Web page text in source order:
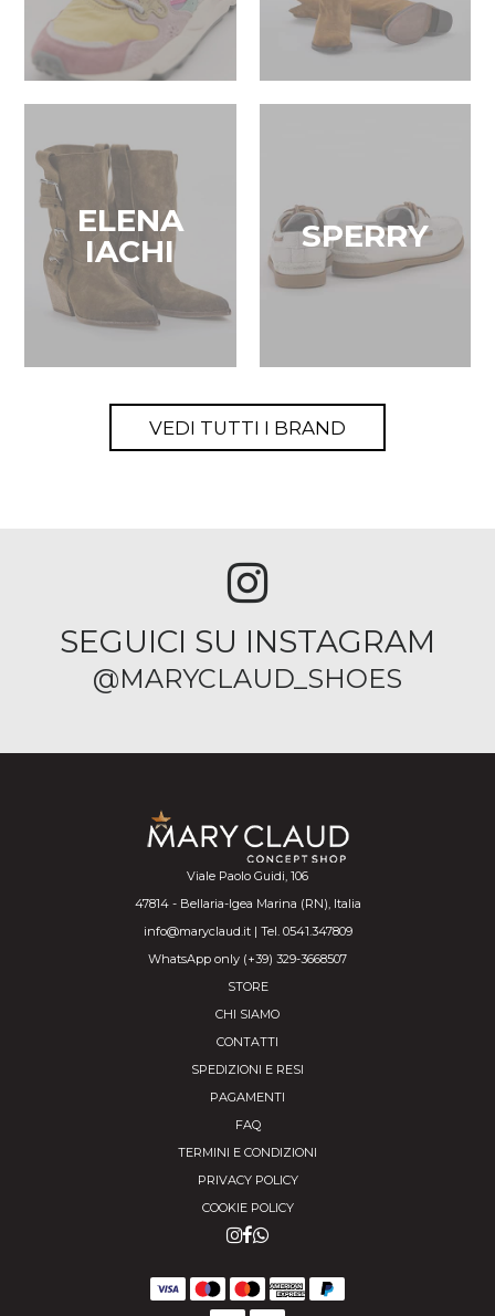
ELENA
IACHI
SPERRY
VEDI TUTTI I BRAND
SEGUICI SU INSTAGRAM
@MARYCLAUD_SHOES
Viale Paolo Guidi, 106
47814 - Bellaria-Igea Marina (RN), Italia
info@maryclaud.it | Tel. 0541.347809
WhatsApp only (+39) 329-3668507
STORE
CHI SIAMO
CONTATTI
SPEDIZIONI E RESI
PAGAMENTI
FAQ
TERMINI E CONDIZIONI
PRIVACY POLICY
COOKIE POLICY